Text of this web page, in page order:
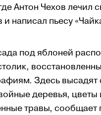
Антон Чехов лечил
и написал пьесу
под яблоней
Здесь высадят
деревья, цветы
травы, сообщает